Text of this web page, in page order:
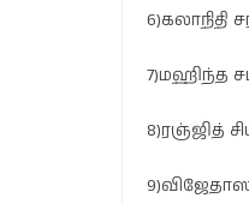
7)மஹிந்த
8)ரஞ்ஜித்